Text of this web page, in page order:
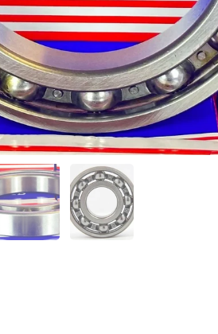
2
Mostra diapositiva 3Mostra diapositiva 4